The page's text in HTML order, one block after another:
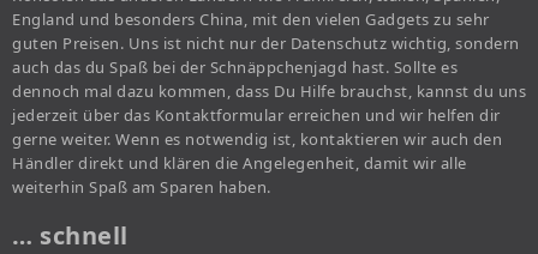
England und besonders China, mit den vielen Gadgets zu sehr
guten Preisen. Uns ist nicht nur der Datenschutz wichtig, sondern
auch das du Spaß bei der Schnäppchenjagd hast. Sollte es
dennoch mal dazu kommen, dass Du Hilfe brauchst, kannst du uns
jederzeit über das Kontaktformular erreichen und wir helfen dir
gerne weiter. Wenn es notwendig ist, kontaktieren wir auch den
Händler direkt und klären die Angelegenheit, damit wir alle
weiterhin Spaß am Sparen haben.
… schnell